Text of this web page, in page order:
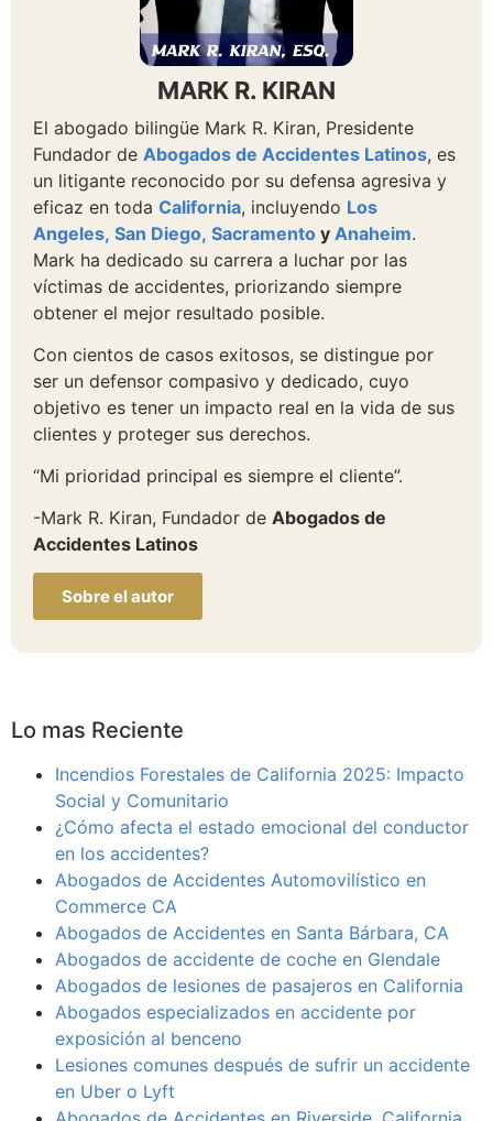
MARK R. KIRAN
El abogado bilingüe Mark R. Kiran, Presidente
Fundador de Abogados de Accidentes Latinos, es
un litigante reconocido por su defensa agresiva y
eficaz en toda California, incluyendo Los
Angeles, San Diego, Sacramento y Anaheim.
Mark ha dedicado su carrera a luchar por las
víctimas de accidentes, priorizando siempre
obtener el mejor resultado posible.
Con cientos de casos exitosos, se distingue por
ser un defensor compasivo y dedicado, cuyo
objetivo es tener un impacto real en la vida de sus
clientes y proteger sus derechos.
“Mi prioridad principal es siempre el cliente”.
-Mark R. Kiran, Fundador de Abogados de
Accidentes Latinos
Sobre el autor
Lo mas Reciente
Incendios Forestales de California 2025: Impacto
Social y Comunitario
¿Cómo afecta el estado emocional del conductor
en los accidentes?
Abogados de Accidentes Automovilístico en
Commerce CA
Abogados de Accidentes en Santa Bárbara, CA
Abogados de accidente de coche en Glendale
Abogados de lesiones de pasajeros en California
Abogados especializados en accidente por
exposición al benceno
Lesiones comunes después de sufrir un accidente
en Uber o Lyft